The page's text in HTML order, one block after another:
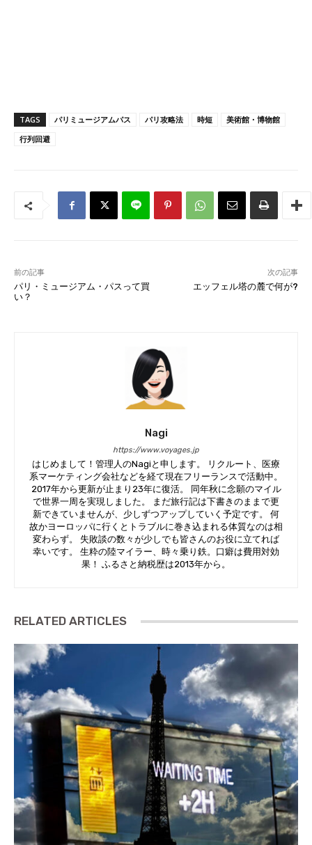
TAGS パリミュージアムパス パリ攻略法 時短
美術館・博物館
行列回避
前の記事
パリ・ミュージアム・パスって買
い？
次の記事
エッフェル塔の麓で何が?
Nagi
https://www.voyages.jp
はじめまして！管理人のNagiと申します。 リクルート、医療
系マーケティング会社などを経て現在フリーランスで活動中。
2017年から更新が止まり23年に復活。 同年秋に念願のマイル
で世界一周を実現しました。 まだ旅行記は下書きのままで更
新できていませんが、少しずつアップしていく予定です。 何
故かヨーロッパに行くとトラブルに巻き込まれる体質なのは相
変わらず。 失敗談の数々が少しでも皆さんのお役に立てれば
幸いです。 生粋の陸マイラー、時々乗り鉄。口癖は費用対効
果！ ふるさと納税歴は2013年から。
RELATED ARTICLES